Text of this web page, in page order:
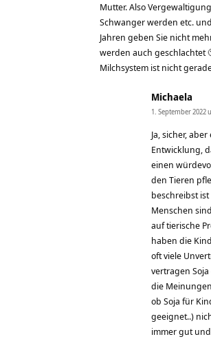
Mutter. Also
Schwanger werden etc.
Jahren geben Sie nicht
werden auch geschlachtet
Milchsystem ist nicht
Michaela
1. September 2022
Ja, sicher,
Entwicklung,
einen
den Tieren
beschreibst
Menschen
auf tierische
haben die
oft viele
vertragen
die
ob Soja für
geeignet..)
immer gut